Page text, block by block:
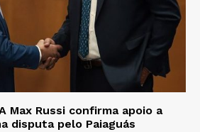
Max Russi confirma apoio a
disputa pelo Paiaguás